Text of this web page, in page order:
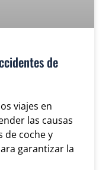
de
viajes en
las causas
de coche y
garantizar la